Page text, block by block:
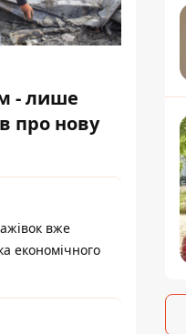
- лише
про нову
вже
економічного